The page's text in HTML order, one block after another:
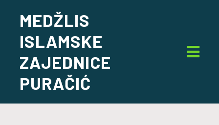
MEDŽLIS
ISLAMSKE
ZAJEDNICE
PURAČIĆ